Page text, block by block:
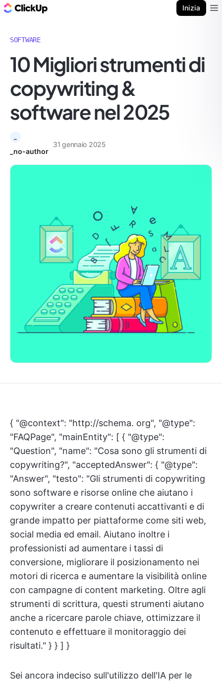
Inizia
SOFTWARE
10 Migliori strumenti di
copywriting &
software nel 2025
_no-author
31 gennaio 2025
{ "@context": "http://schema. org", "@type":
"FAQPage", "mainEntity": [ { "@type":
"Question", "name": "Cosa sono gli strumenti di
copywriting?", "acceptedAnswer": { "@type":
"Answer", "testo": "Gli strumenti di copywriting
sono software e risorse online che aiutano i
copywriter a creare contenuti accattivanti e di
grande impatto per piattaforme come siti web,
social media ed email. Aiutano inoltre i
professionisti ad aumentare i tassi di
conversione, migliorare il posizionamento nei
motori di ricerca e aumentare la visibilità online
con campagne di content marketing. Oltre agli
strumenti di scrittura, questi strumenti aiutano
anche a ricercare parole chiave, ottimizzare il
contenuto e effettuare il monitoraggio dei
risultati." } } ] }
Sei ancora indeciso sull'utilizzo dell'IA per le